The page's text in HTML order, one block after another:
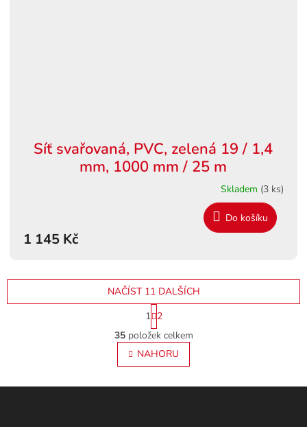
Síť svařovaná, PVC, zelená 19 / 1,4
mm, 1000 mm / 25 m
Skladem (3 ks)
1 145 Kč
Do košíku
O
v
l
á
NAČÍST 11 DALŠÍCH
S
t
r
á
n
k
v
1 2
35položek celkem
NAHORU
Z